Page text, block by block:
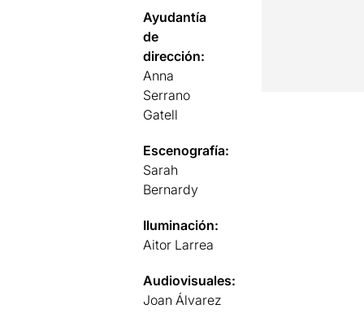
Ayudantía
de
dirección:
Anna
Serrano
Gatell
Escenografía:
Sarah
Bernardy
Iluminación:
Aitor Larrea
Audiovisuales:
Joan Álvarez